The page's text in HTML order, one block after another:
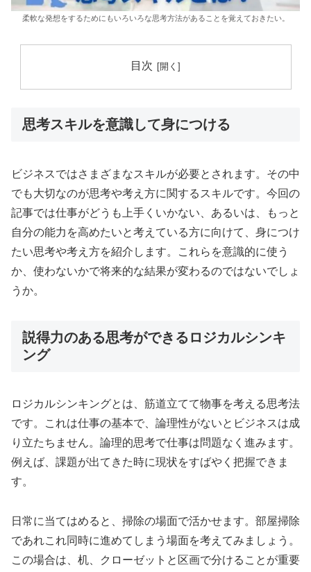
柔軟な発想をするためにもいろいろな思考方法があることを覚えておきたい。
目次
思考スキルを意識して身につける
ビジネスではさまざまなスキルが必要とされます。その中
でも大切なのが思考や考え方に関するスキルです。今回の
記事では仕事がどうも上手くいかない、あるいは、もっと
自分の能力を高めたいと考えている方に向けて、身につけ
たい思考や考え方を紹介します。これらを意識的に使う
か、使わないかで将来的な結果が変わるのではないでしょ
うか。
説得力のある思考ができるロジカルシンキ
ング
ロジカルシンキングとは、筋道立てて物事を考える思考法
です。これは仕事の基本で、論理性がないとビジネスは成
り立たちません。論理的思考で仕事は問題なく進みます。
例えば、課題が出てきた時に現状をすばやく把握できま
す。
日常に当てはめると、掃除の場面で活かせます。部屋掃除
であれこれ同時に進めてしまう場面を考えてみましょう。
この場合は、机、クローゼットと区画で分けることが重要